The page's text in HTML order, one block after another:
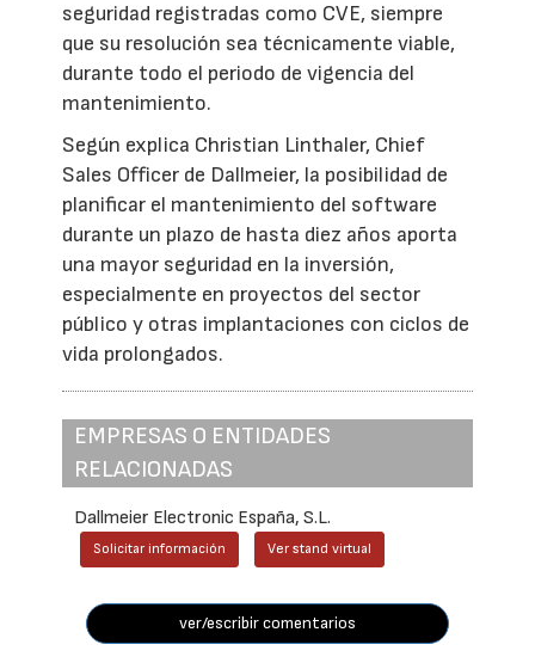
seguridad registradas como CVE, siempre
que su resolución sea técnicamente viable,
durante todo el periodo de vigencia del
mantenimiento.
Según explica Christian Linthaler, Chief
Sales Officer de Dallmeier, la posibilidad de
planificar el mantenimiento del software
durante un plazo de hasta diez años aporta
una mayor seguridad en la inversión,
especialmente en proyectos del sector
público y otras implantaciones con ciclos de
vida prolongados.
EMPRESAS O ENTIDADES
RELACIONADAS
Dallmeier Electronic España, S.L.
Solicitar información Ver stand virtual
ver/escribir comentarios